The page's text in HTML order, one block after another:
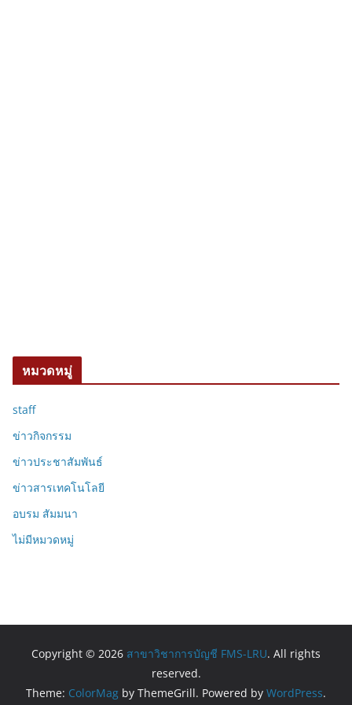
หมวดหมู่
staff
ข่าวกิจกรรม
ข่าวประชาสัมพันธ์
ข่าวสารเทคโนโลยี
อบรม สัมมนา
ไม่มีหมวดหมู่
Copyright © 2026 สาขาวิชาการบัญชี FMS-LRU. All rights
reserved.
Theme: ColorMag by ThemeGrill. Powered by WordPress.